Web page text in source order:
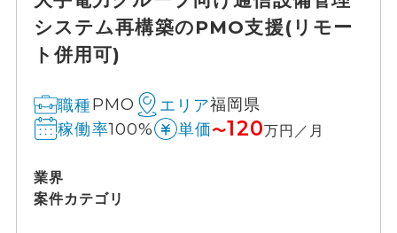
システム再構築のPMO支援(リモー
ト併用可)
職種PMO エリア福岡県
稼働率100% 単価〜120万円／月
業界
案件カテゴリ